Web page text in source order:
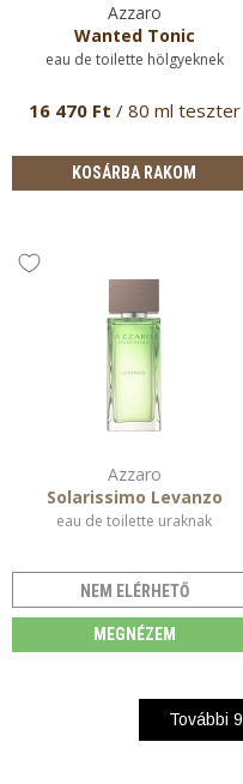
Azzaro
Wanted Tonic
eau de toilette hölgyeknek
16 470 Ft / 80 ml teszter
KOSÁRBA RAKOM
Azzaro
Solarissimo Levanzo
eau de toilette uraknak
NEM ELÉRHETŐ
MEGNÉZEM
További 9